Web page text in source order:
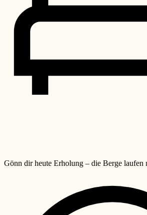
Gönn dir heute Erholung – die Berge laufen